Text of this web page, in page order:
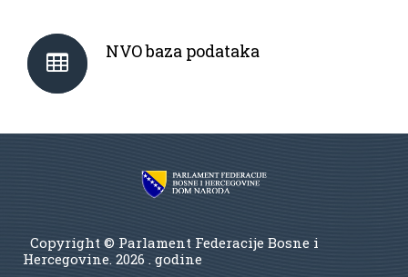
NVO baza podataka
Copyright © Parlament Federacije Bosne i
Hercegovine. 2026 . godine